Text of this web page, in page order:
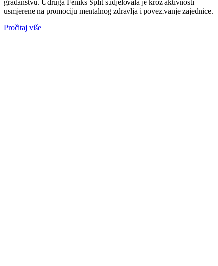
građanstvu. Udruga Feniks Split sudjelovala je kroz aktivnosti
usmjerene na promociju mentalnog zdravlja i povezivanje zajednice.
Pročitaj više